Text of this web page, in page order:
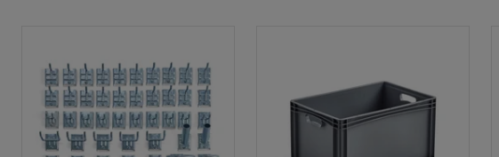
Materiale
Stål
Antall hyller: 3
Anbefalt antall personer til håndtering
1
Beregnet håndteringstid/person
Vekt: 75 kg
Last ned brukermanual